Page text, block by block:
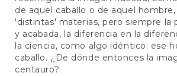
de aquel caballo o de aquel
'distintas' materias, pero siempre la
y acabada, la diferencia en la
la ciencia, como algo idéntico: ese
caballo. ¿De dónde entonces la
centauro?